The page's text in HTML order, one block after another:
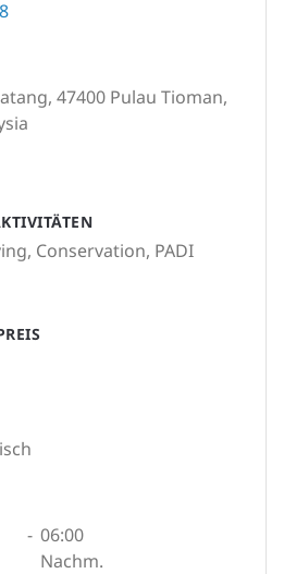
Conservation, PADI
- 06:00
Nachm.
47400 Pulau Tioman,